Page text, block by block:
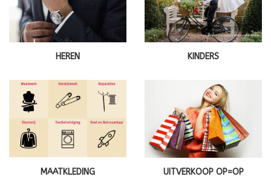
HEREN KINDERS
MAATKLEDING UITVERKOOP OP=OP